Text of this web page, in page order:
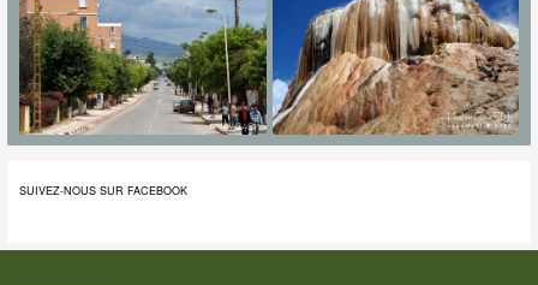
SUIVEZ-NOUS SUR FACEBOOK